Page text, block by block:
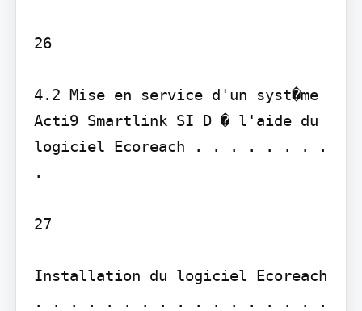
26
4.2 Mise en service d'un syst�me
Acti9 Smartlink SI D � l'aide du
logiciel Ecoreach . . . . . . . .
.
27
Installation du logiciel Ecoreach
. . . . . . . . . . . . . . . . .